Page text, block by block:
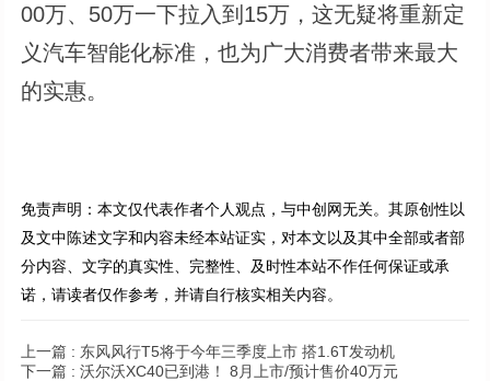
00万、50万一下拉入到15万，这无疑将重新定
义汽车智能化标准，也为广大消费者带来最大
的实惠。
免责声明：本文仅代表作者个人观点，与中创网无关。其原创性以
及文中陈述文字和内容未经本站证实，对本文以及其中全部或者部
分内容、文字的真实性、完整性、及时性本站不作任何保证或承
诺，请读者仅作参考，并请自行核实相关内容。
上一篇 : 东风风行T5将于今年三季度上市 搭1.6T发动机
下一篇 : 沃尔沃XC40已到港！ 8月上市/预计售价40万元